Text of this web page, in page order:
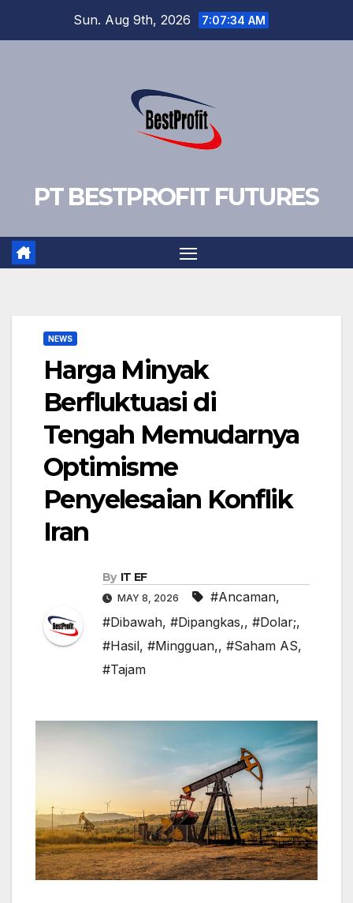
Sun. Aug 9th, 2026 7:07:35 AM
PT BESTPROFIT FUTURES
NEWS
Harga Minyak
Berfluktuasi di
Tengah Memudarnya
Optimisme
Penyelesaian Konflik
Iran
By IT EF
MAY 8, 2026 #Ancaman,
#Dibawah, #Dipangkas,, #Dolar;,
#Hasil, #Mingguan,, #Saham AS,
#Tajam